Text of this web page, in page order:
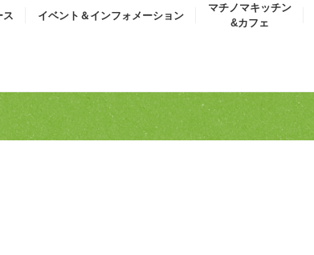
ス イベント＆インフォメーション
マチノマキッチン
&カフェ